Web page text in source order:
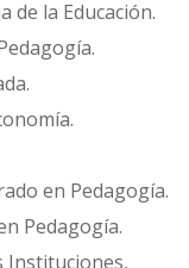
de la Educación.
en Pedagogía.
Pedagogía.
Instituciones,